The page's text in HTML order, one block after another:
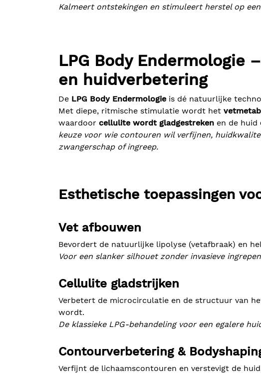
Kalmeert ontstekingen en stimuleert herstel op
LPG Body Endermologie
en huidverbetering
De LPG Body Endermologieis dé natuurlijke
Met diepe, ritmische stimulatie wordt het
waardoor cellulite wordt gladgestreken en de huid
keuze voor wie contouren wil verfijnen,
zwangerschap of ingreep.
Esthetische toepassingen
Vet afbouwen
Bevordert de natuurlijke lipolyse (vetafbraak) en
Voor een slanker silhouet zonder invasieve
Cellulite gladstrijken
Verbetert de microcirculatie en de structuur van
wordt.
De klassieke LPG-behandeling voor een egalere
Contourverbetering &
Verfijnt de lichaamscontouren en verstevigt de